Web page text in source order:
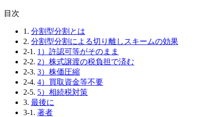
⽬次
1. 分割型分割とは
2. 分割型分割による切り離しスキームの効果
2-1. 1）許認可等がそのまま
2-2. 2）株式譲渡の税負担で済む
2-3. 3）株価圧縮
2-4. 4）買取資金等不要
2-5. 5）相続税対策
3. 最後に
3-1. 著者